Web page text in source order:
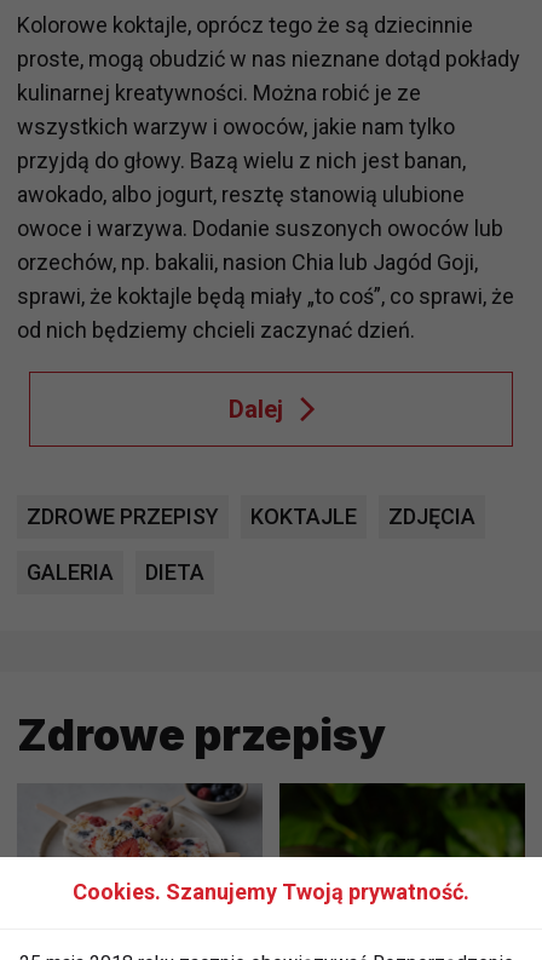
Kolorowe koktajle, oprócz tego że są dziecinnie
proste, mogą obudzić w nas nieznane dotąd pokłady
kulinarnej kreatywności. Można robić je ze
wszystkich warzyw i owoców, jakie nam tylko
przyjdą do głowy. Bazą wielu z nich jest banan,
awokado, albo jogurt, resztę stanowią ulubione
owoce i warzywa. Dodanie suszonych owoców lub
orzechów, np. bakalii, nasion Chia lub Jagód Goji,
sprawi, że koktajle będą miały „to coś”, co sprawi, że
od nich będziemy chcieli zaczynać dzień.
Dalej
ZDROWE PRZEPISY KOKTAJLE ZDJĘCIA
GALERIA DIETA
Zdrowe przepisy
Mrożone jogurtowe
Chłodnik proteinowy z
Cookies. Szanujemy Twoją prywatność.